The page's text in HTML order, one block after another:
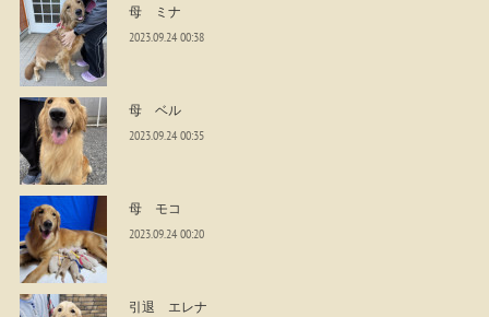
母 ミナ
2023.09.24 00:38
母 ベル
2023.09.24 00:35
母 モコ
2023.09.24 00:20
引退 エレナ